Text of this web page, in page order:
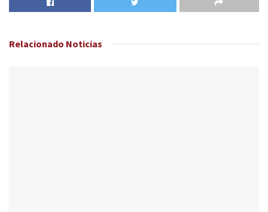
Relacionado Noticias